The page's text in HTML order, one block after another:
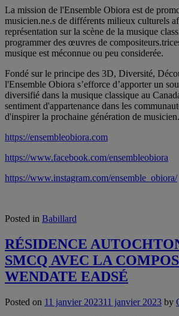
La mission de l'Ensemble Obiora est de
musicien.ne.s de différents milieux culturels
représentation sur la scène de la musique
programmer des œuvres de
musique est méconnue ou peu considerée.
Fondé sur le principe des 3D, Diversité,
l'Ensemble Obiora s’efforce d’apporter un
diversifié dans la musique classique au
sentiment d'appartenance dans les
d'inspirer la prochaine génération de
https://ensembleobiora.com
https://www.facebook.com/ensembleobiora
https://www.instagram.com/ensemble_obiora/
Posted in Babillard
RÉSIDENCE
SMCQ AVEC LA
WENDATE EADSÉ
Posted on 11 janvier 202311 janvier 2023 by